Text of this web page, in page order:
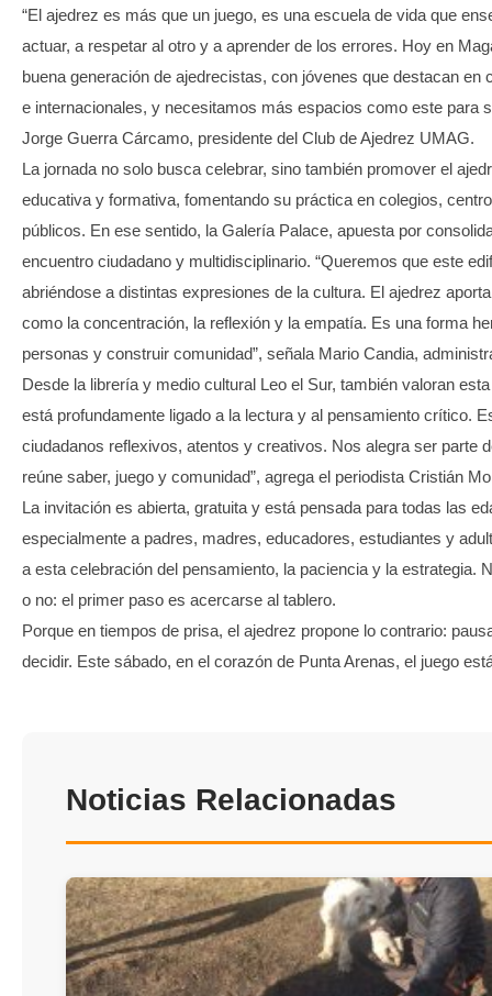
“El ajedrez es más que un juego, es una escuela de vida que
actuar, a respetar al otro y a aprender de los errores. Hoy en
buena generación de ajedrecistas, con jóvenes que destacan en
e internacionales, y necesitamos más espacios como este para
Jorge Guerra Cárcamo, presidente del Club de Ajedrez UMAG.
La jornada no solo busca celebrar, sino también promover el
educativa y formativa, fomentando su práctica en colegios,
públicos. En ese sentido, la Galería Palace, apuesta por
encuentro ciudadano y multidisciplinario. “Queremos que este
abriéndose a distintas expresiones de la cultura. El ajedrez
como la concentración, la reflexión y la empatía. Es una forma
personas y construir comunidad”, señala Mario Candia,
Desde la librería y medio cultural Leo el Sur, también valoran
está profundamente ligado a la lectura y al pensamiento crítico.
ciudadanos reflexivos, atentos y creativos. Nos alegra ser parte
reúne saber, juego y comunidad”, agrega el periodista Cristián
La invitación es abierta, gratuita y está pensada para todas las
especialmente a padres, madres, educadores, estudiantes y
a esta celebración del pensamiento, la paciencia y la estrategia.
o no: el primer paso es acercarse al tablero.
Porque en tiempos de prisa, el ajedrez propone lo contrario:
decidir. Este sábado, en el corazón de Punta Arenas, el juego
Noticias Relacionadas